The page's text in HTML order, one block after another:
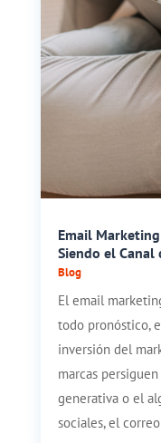
Email
Siendo el Canal
Blog
El email
todo pronóstico,
inversión del
marcas
generativa o el
sociales, el